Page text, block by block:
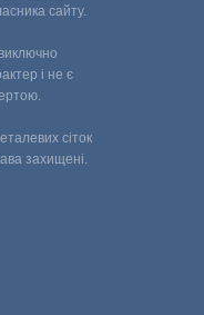
сайту.
і не є
сіток
захищені.